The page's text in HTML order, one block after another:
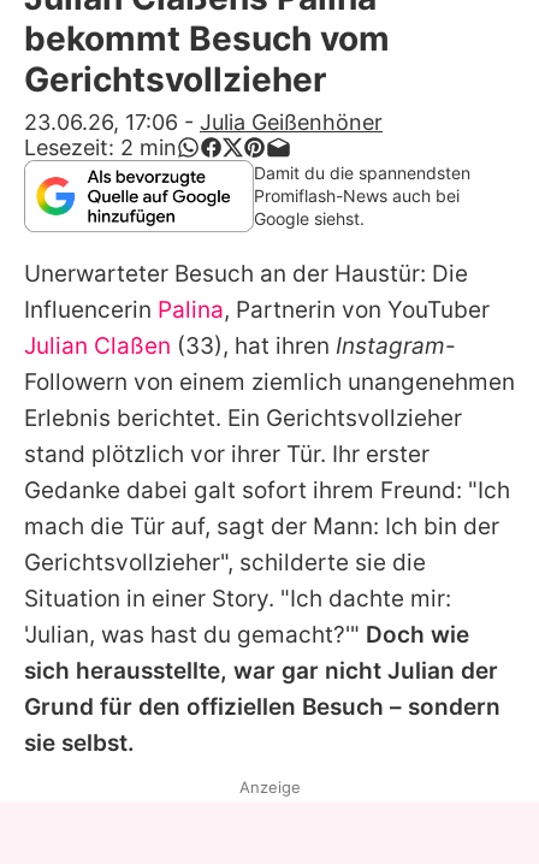
Alle Themen auf Promiflash
Jobs
App runterladen
Team
Redaktionelle Richtlinien
Impressum
Datenschutzerklärung
Nutzungsbedingungen
Utiq verwalten
bekommt Besuch vom
Gerichtsvollzieher
23.06.26, 17:06 - Julia Geißenhöner
Lesezeit: 2 min
Damit du die spannendsten
Promiflash-News auch bei
Google siehst.
Unerwarteter Besuch an der Haustür: Die
Influencerin Palina, Partnerin von YouTuber
Julian Claßen (33), hat ihren Instagram-
Followern von einem ziemlich unangenehmen
Erlebnis berichtet. Ein Gerichtsvollzieher
stand plötzlich vor ihrer Tür. Ihr erster
Gedanke dabei galt sofort ihrem Freund: "Ich
mach die Tür auf, sagt der Mann: Ich bin der
Gerichtsvollzieher", schilderte sie die
Situation in einer Story. "Ich dachte mir:
'Julian, was hast du gemacht?'" Doch wie
sich herausstellte, war gar nicht Julian der
Grund für den offiziellen Besuch – sondern
sie selbst.
Anzeige